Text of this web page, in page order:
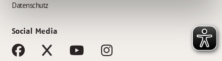
Datenschutz
Social Media